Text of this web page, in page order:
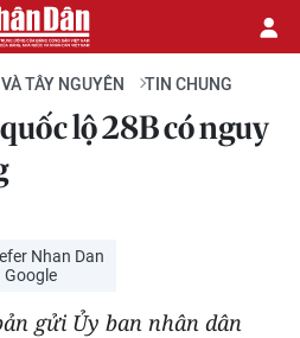
TÂY NGUYÊN TIN CHUNG
lộ 28B có nguy
Nhan Dan
Google
gửi Ủy ban nhân dân